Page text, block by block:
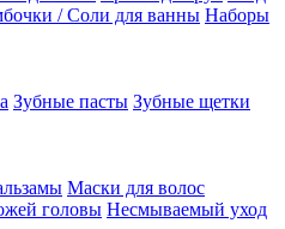
/ Соли для ванны Наборы
Зубные пасты Зубные щетки
Маски для волос
головы Несмываемый уход